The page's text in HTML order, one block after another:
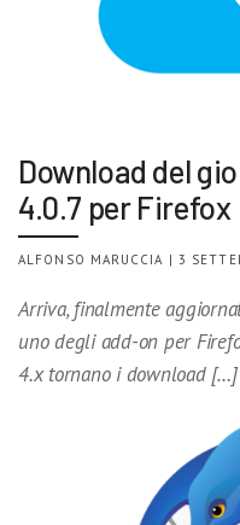
Download del
4.0.7 per Firefox
ALFONSO MARUCCIA | 3
Arriva, finalmente
uno degli add-on per
4.x tornano i download […]